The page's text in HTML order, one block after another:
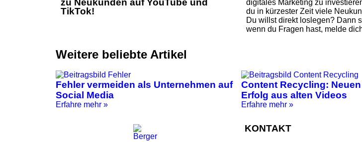
zu Neukunden auf YouTube und
TikTok!
digitales Marketing zu
du in kürzester Zeit viele
Du willst direkt loslegen? Dann
wenn du Fragen hast, melde
Weitere beliebte Artikel
Fehler vermeiden als Unternehmen auf
Social Media
Erfahre mehr »
Content Recycling:
Erfolg aus alten Videos
Erfahre mehr »
KONTAKT